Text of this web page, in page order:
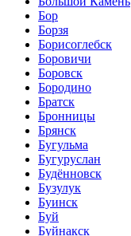
Бор
Борзя
Борисоглебск
Боровичи
Боровск
Бородино
Братск
Бронницы
Брянск
Бугульма
Бугуруслан
Будённовск
Бузулук
Буинск
Буй
Буйнакск